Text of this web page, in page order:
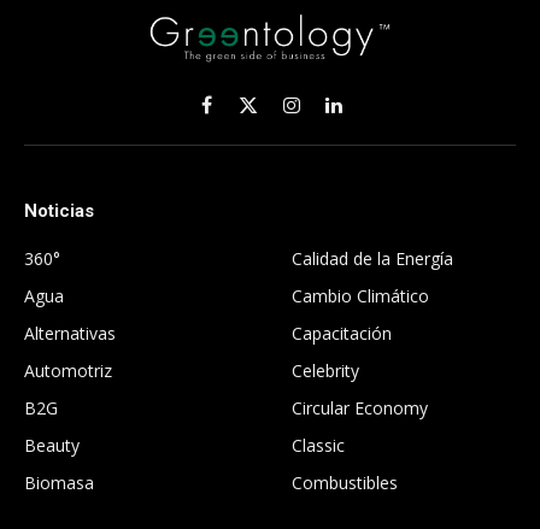
Facebook
X
(Twitter)
InstagramLinkedIn
Noticias
360°
Agua
Alternativas
Automotriz
B2G
Beauty
Biomasa
Calidad de la Energía
Cambio Climático
Capacitación
Celebrity
Circular Economy
Classic
Combustibles